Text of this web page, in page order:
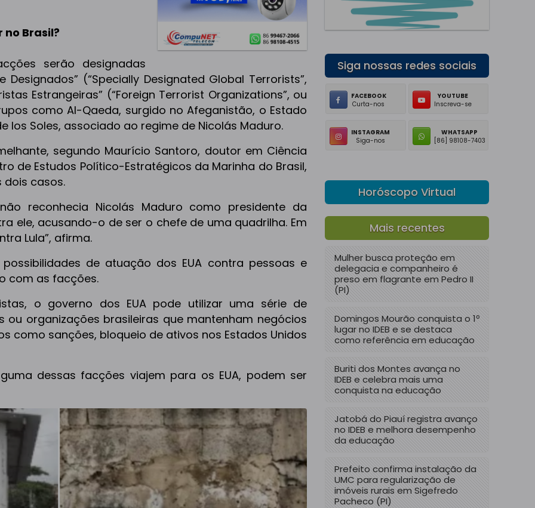
Brasil?
serão designadas
(“Specially Designated Global Terrorists”,
Estrangeiras” (“Foreign Terrorist Organizations”, ou
como Al-Qaeda, surgido no Afeganistão, o Estado
los Soles, associado ao regime de Nicolás Maduro.
segundo Maurício Santoro, doutor em Ciência
de Estudos Político-Estratégicos da Marinha do Brasil,
casos.
reconhecia Nicolás Maduro como presidente da
ele, acusando-o de ser o chefe de uma quadrilha. Em
Lula”, afirma.
de atuação dos EUA contra pessoas e
com as facções.
o governo dos EUA pode utilizar uma série de
organizações brasileiras que mantenham negócios
como sanções, bloqueio de ativos nos Estados Unidos
dessas facções viajem para os EUA, podem ser
Siga nossas redes sociais
FACEBOOK
Curta-nos
YOUTUBE
Inscreva-se
INSTAGRAM
Siga-nos
WHATSAPP
[86] 98108-7403
Horóscopo Virtual
Mais recentes
Mulher busca proteção em
delegacia e companheiro é
preso em flagrante em Pedro II
(PI)
Domingos Mourão conquista o 1º
lugar no IDEB e se destaca
como referência em educação
Buriti dos Montes avança no
IDEB e celebra mais uma
conquista na educação
Jatobá do Piauí registra avanço
no IDEB e melhora desempenho
da educação
Prefeito confirma instalação da
UMC para regularização de
imóveis rurais em Sigefredo
Pacheco (PI)